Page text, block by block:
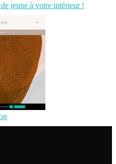
jeune à votre intérieur !